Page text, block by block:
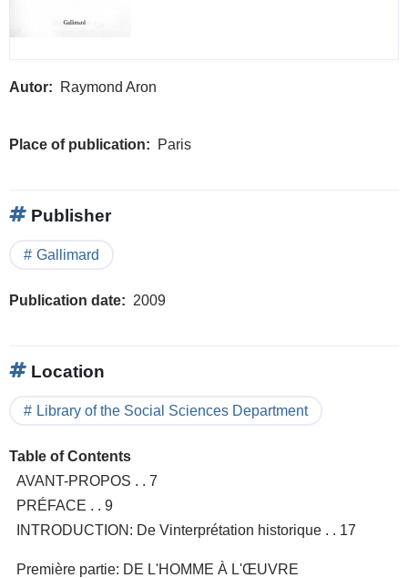
Autor Raymond Aron
Place of publication Paris
Publisher
Gallimard
Publication date 2009
Location
Library of the Social Sciences Department
Table of Contents
AVANT-PROPOS . . 7
PRÉFACE . . 9
INTRODUCTION: De Vinterprétation historique . . 17
Première partie: DE L'HOMME À L'ŒUVRE